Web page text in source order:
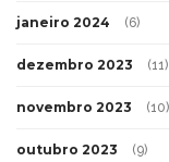
janeiro 2024 (6)
dezembro 2023 (11)
novembro 2023 (10)
outubro 2023 (9)